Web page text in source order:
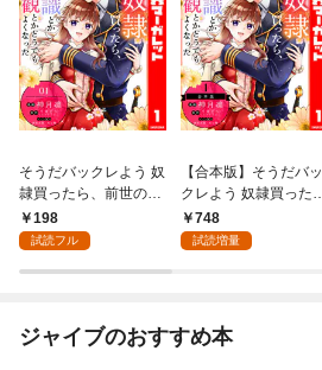
そうだバックレよう 奴
隷買ったら、前世の常
識とか倫理観とかどう
でもよくなった 1
198
試読フル
【合本版】そうだバッ
クレよう 奴隷買った
ら、前世の常識とか倫
理観とかどうでもよく
748
試読増量
ジャイブのおすすめ本